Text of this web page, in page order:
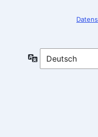
Sprache